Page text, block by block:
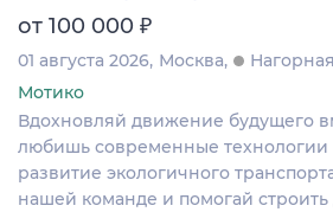
от 100 000 ₽
01 августа 2026 Москва
Нагорная
Мотико
Вдохновляй движение будущего
любишь современные технологии
развитие экологичного
нашей команде и помогай строить